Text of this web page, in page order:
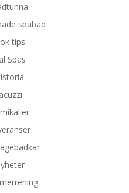
spabad
tips
Spas